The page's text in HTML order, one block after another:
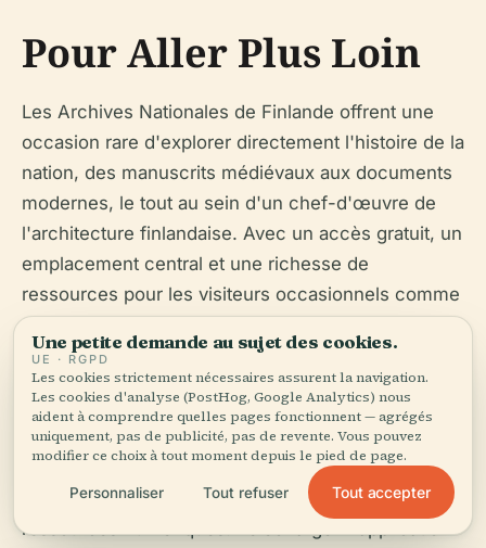
Pour Aller Plus Loin
Les Archives Nationales de Finlande offrent une
occasion rare d'explorer directement l'histoire de la
nation, des manuscrits médiévaux aux documents
modernes, le tout au sein d'un chef-d'œuvre de
l'architecture finlandaise. Avec un accès gratuit, un
emplacement central et une richesse de
ressources pour les visiteurs occasionnels comme
pour les chercheurs dévoués, les Archives sont
une étape essentielle de tout parcours culturel à
Helsinki.
Planifiez votre visiteen consultant lesite web
officielpour connaître les heures d'ouverture les
plus récentes, les mises à jour d'événements et les
ressources numériques. Téléchargez l'application
Une petite demande au sujet des cookies.
UE · RGPD
Les cookies strictement nécessaires assurent la navigation.
Les cookies d'analyse (PostHog, Google Analytics) nous
aident à comprendre quelles pages fonctionnent — agrégés
uniquement, pas de publicité, pas de revente. Vous pouvez
modifier ce choix à tout moment depuis le pied de page.
Personnaliser Tout refuser Tout accepter